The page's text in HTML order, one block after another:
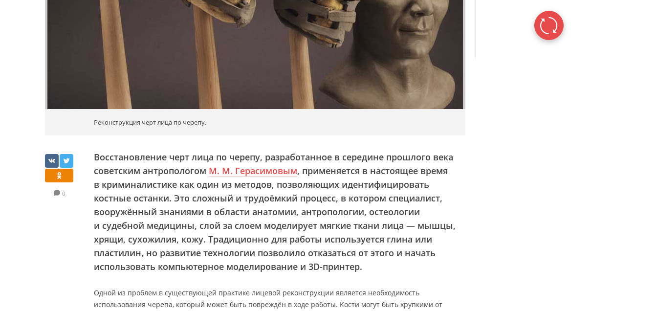
Реконструкция черт лица по черепу.
0
Восстановление черт лица по черепу, разработанное в середине прошлого века
советским антропологом М. М. Герасимовым, применяется в настоящее время
в криминалистике как один из методов, позволяющих идентифицировать
костные останки. Это сложный и трудоёмкий процесс, в котором специалист,
вооружённый знаниями в области анатомии, антропологии, остеологии
и судебной медицины, слой за слоем моделирует мягкие ткани лица — мышцы,
хрящи, сухожилия, кожу. Традиционно для работы используется глина или
пластилин, но развитие технологии позволило отказаться от этого и начать
использовать компьютерное моделирование и 3D-принтер.
Одной из проблем в существующей практике лицевой реконструкции является необходимость
использования черепа, который может быть повреждён в ходе работы. Кости могут быть хрупкими от